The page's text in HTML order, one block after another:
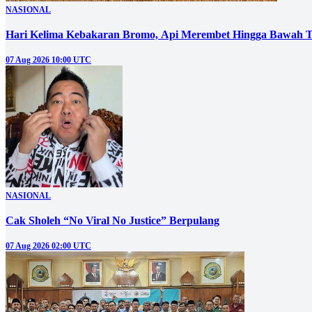
NASIONAL
Hari Kelima Kebakaran Bromo, Api Merembet Hingga Bawah
07 Aug 2026 10:00 UTC
NASIONAL
Cak Sholeh “No Viral No Justice” Berpulang
07 Aug 2026 02:00 UTC